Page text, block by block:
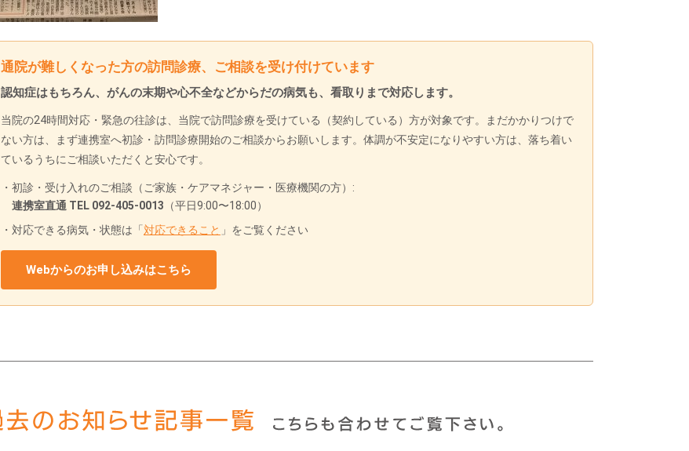
通院が難しくなった方の訪問診療、ご相談を受け付けています
認知症はもちろん、がんの末期や心不全などからだの病気も、看取りまで対応します。
当院の24時間対応・緊急の往診は、当院で訪問診療を受けている（契約している）方が対象です。まだかかりつけで
ない方は、まず連携室へ初診・訪問診療開始のご相談からお願いします。体調が不安定になりやすい方は、落ち着い
ているうちにご相談いただくと安心です。
初診・受け入れのご相談（ご家族・ケアマネジャー・医療機関の方）:
連携室直通 TEL 092-405-0013 （平日9:00〜18:00）
対応できる病気・状態は「 対応できること 」をご覧ください
Webからのお申し込みはこちら